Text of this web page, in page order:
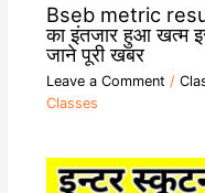
Bseb metric
का इंतजार हुआ खत्म
जाने पूरी खबर
Leave a Comment /
Classes